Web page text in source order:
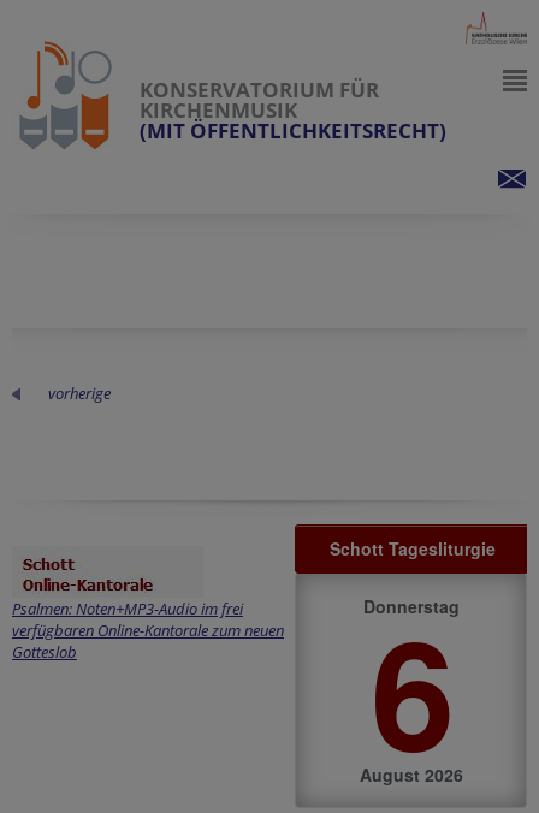
KONSERVATORIUM FÜR
KIRCHENMUSIK
(MIT ÖFFENTLICHKEITSRECHT)
vorherige
Schott Tagesliturgie
Donnerstag
6
August 2026
Psalmen: Noten+MP3-Audio im frei
verfügbaren Online-Kantorale zum neuen
Gotteslob